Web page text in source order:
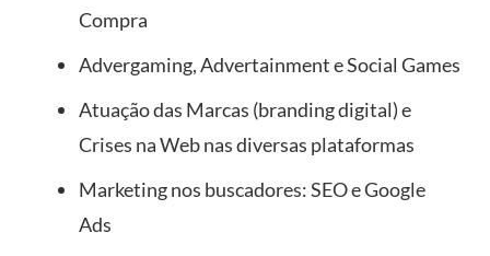
Compra
Advergaming, Advertainment e Social Games
Atuação das Marcas (branding digital) e
Crises na Web nas diversas plataformas
Marketing nos buscadores: SEO e Google
Ads